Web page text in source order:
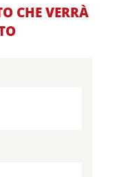
CHE VERRÀ